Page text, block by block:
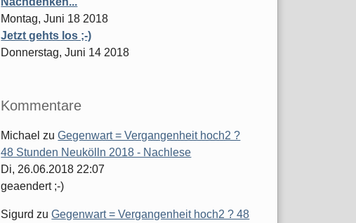
Montag, Juni 18 2018
Jetzt gehts los ;-)
Donnerstag, Juni 14 2018
Kommentare
Michael zuGegenwart = Vergangenheit hoch2 ?
48 Stunden Neukölln 2018 - Nachlese
Di, 26.06.2018 22:07
geaendert ;-)
Sigurd zuGegenwart = Vergangenheit hoch2 ? 48